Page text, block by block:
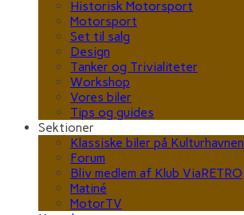
Historisk Motorsport
Motorsport
Set til salg
Design
Tanker og Trivialiteter
Workshop
Vores biler
Tips og guides
Sektioner
Klassiske biler på Kulturhavnen
Forum
Bliv medlem af Klub ViaRETRO
Matiné
MotorTV